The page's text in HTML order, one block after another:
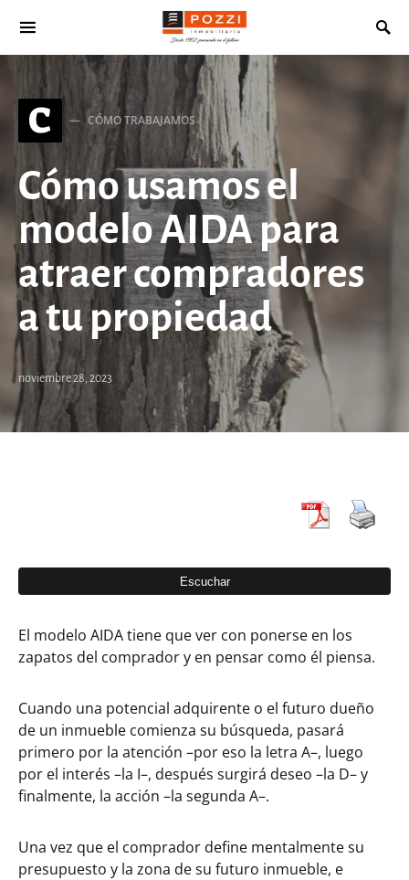
Search for:
C CÓMO TRABAJAMOS
Cómo usamos el
modelo AIDA para
atraer compradores
a tu propiedad
noviembre 28, 2023
El modelo AIDA tiene que ver con ponerse en los
zapatos del comprador y en pensar como él piensa.
Cuando una potencial adquirente o el futuro dueño
de un inmueble comienza su búsqueda, pasará
primero por la atención –por eso la letra A–, luego
por el interés –la I–, después surgirá deseo –la D– y
finalmente, la acción –la segunda A–.
Una vez que el comprador define mentalmente su
presupuesto y la zona de su futuro inmueble, e